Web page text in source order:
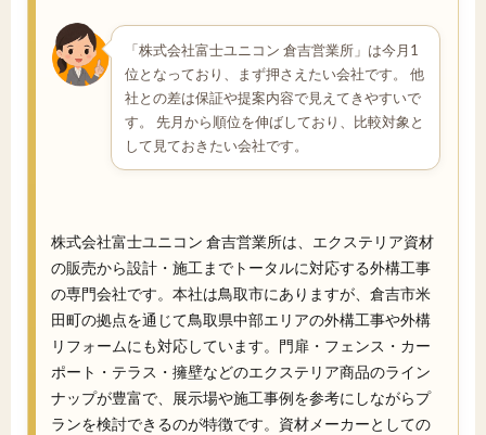
「株式会社富士ユニコン 倉吉営業所」は今月1
位となっており、まず押さえたい会社です。 他
社との差は保証や提案内容で見えてきやすいで
す。 先月から順位を伸ばしており、比較対象と
して見ておきたい会社です。
株式会社富士ユニコン 倉吉営業所は、エクステリア資材
の販売から設計・施工までトータルに対応する外構工事
の専門会社です。本社は鳥取市にありますが、倉吉市米
田町の拠点を通じて鳥取県中部エリアの外構工事や外構
リフォームにも対応しています。門扉・フェンス・カー
ポート・テラス・擁壁などのエクステリア商品のライン
ナップが豊富で、展示場や施工事例を参考にしながらプ
ランを検討できるのが特徴です。資材メーカーとしての